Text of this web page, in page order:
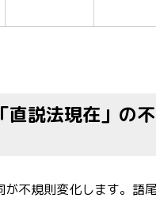
直説法現在」の
が不規則変化します。語